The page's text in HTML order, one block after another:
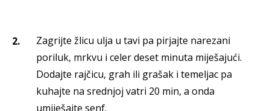
Zagrijte žlicu ulja u tavi pa pirjajte narezani
poriluk, mrkvu i celer deset minuta miješajući.
Dodajte rajčicu, grah ili grašak i temeljac pa
kuhajte na srednjoj vatri 20 min, a onda
umiješajte senf.